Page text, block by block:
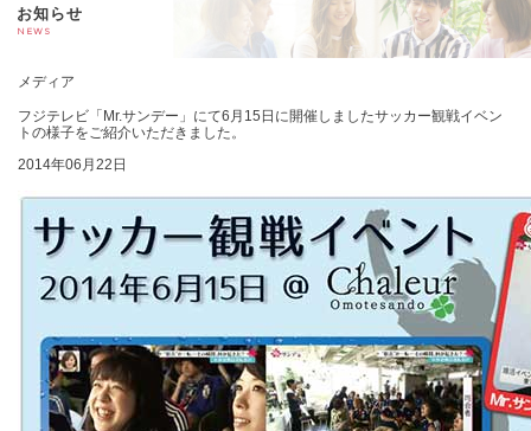
お知らせ
NEWS
メディア
フジテレビ「Mr.サンデー」にて6月15日に開催しましたサッカー観戦イベン
トの様子をご紹介いただきました。
2014年06月22日